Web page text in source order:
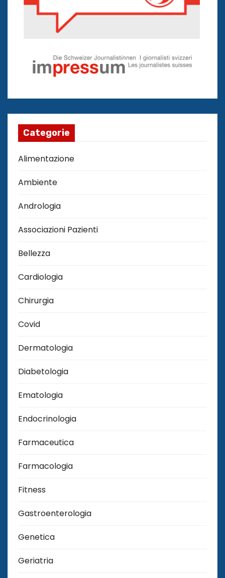
Categorie
Alimentazione
Ambiente
Andrologia
Associazioni Pazienti
Bellezza
Cardiologia
Chirurgia
Covid
Dermatologia
Diabetologia
Ematologia
Endocrinologia
Farmaceutica
Farmacologia
Fitness
Gastroenterologia
Genetica
Geriatria